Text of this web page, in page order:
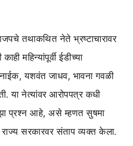
तथाकथित नेते भ्रष्टाचारावर
महिन्यांपूर्वी ईडीच्या
यशवंत जाधव, भावना गवळी
या नेत्यांवर आरोपपत्र कधी
प्रश्न आहे, असे म्हणत सुषमा
सरकारवर संताप व्यक्त केला.